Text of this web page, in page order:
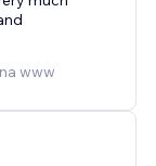
www